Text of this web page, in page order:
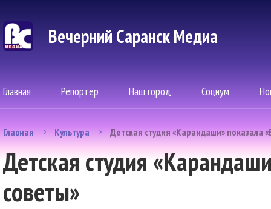
Вечерний Саранск Mедиа
Главная Репортер Наш город Социум
Главная Культура Детская студия «Карандаши» показала
Детская студия
советы»